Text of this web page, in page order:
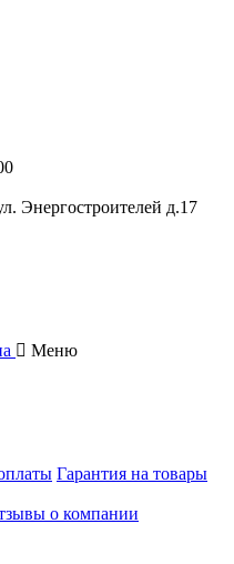
Энергостроителей д.17
Меню
Гарантия на товары
о компании